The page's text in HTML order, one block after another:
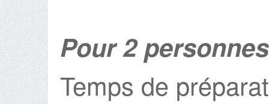
Pour 2 personnes
Temps de